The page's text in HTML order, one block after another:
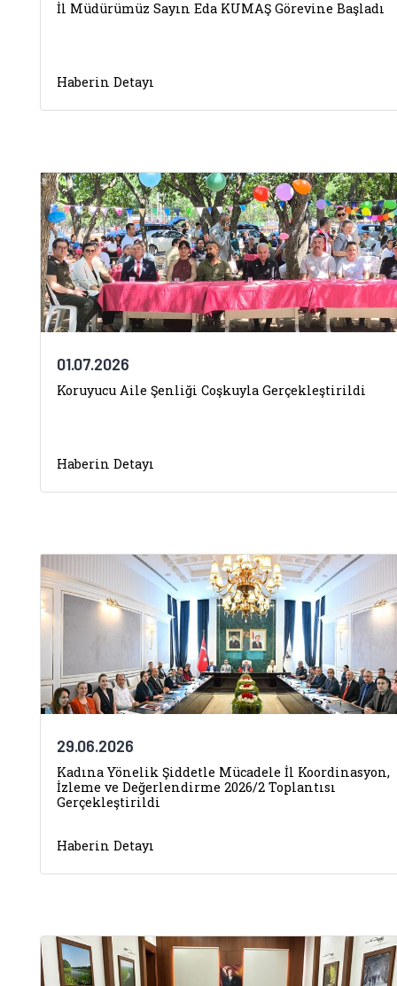
İl Müdürümüz Sayın Eda KUMAŞ Görevine Başladı
Haberin Detayı
01.07.2026
Koruyucu Aile Şenliği Coşkuyla Gerçekleştirildi
Haberin Detayı
29.06.2026
Kadına Yönelik Şiddetle Mücadele İl Koordinasyon,
İzleme ve Değerlendirme 2026/2 Toplantısı
Gerçekleştirildi
Haberin Detayı